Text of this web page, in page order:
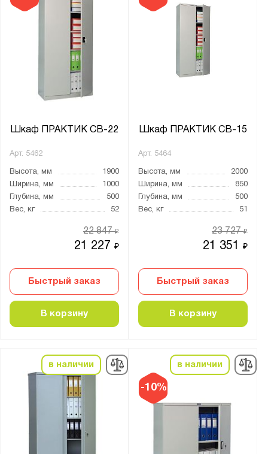
Шкаф ПРАКТИК СВ-22
Арт. 5462
Высота, мм
1900
Ширина, мм
1000
Глубина, мм
500
Вес, кг
52
21 227₽
22 847₽
Быстрый заказ
В корзину
Шкаф ПРАКТИК СВ-15
Арт. 5464
Высота, мм
2000
Ширина, мм
850
Глубина, мм
500
Вес, кг
51
21 351₽
23 727₽
Быстрый заказ
В корзину
в наличии
-10%
в наличии
Тип покрытия поверхности:
порошковое
Количество полок, шт.:
Количество выдвижных ящиков, шт.:
от до
Светло-серый (RAL 7035)
Транспортный белый (RAL 9016)
Материал:
Тип замка:
1 ключевой
Ключевой
Ригельный ключевой еврозамок